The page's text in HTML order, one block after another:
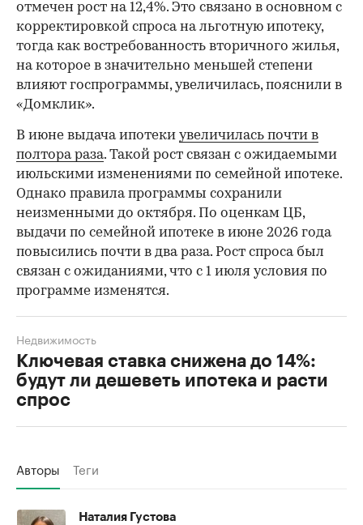
отмечен рост на 12,4%. Это связано в основном с
корректировкой спроса на льготную ипотеку,
тогда как востребованность вторичного жилья,
на которое в значительно меньшей степени
влияют госпрограммы, увеличилась, пояснили в
«Домклик».
В июне выдача ипотеки увеличилась почти в
полтора раза. Такой рост связан с ожидаемыми
июльскими изменениями по семейной ипотеке.
Однако правила программы сохранили
неизменными до октября. По оценкам ЦБ,
выдачи по семейной ипотеке в июне 2026 года
повысились почти в два раза. Рост спроса был
связан с ожиданиями, что с 1 июля условия по
программе изменятся.
Ключевая ставка снижена до 14%:
будут ли дешеветь ипотека и расти
спрос
Недвижимость
Авторы Теги
Наталия Густова